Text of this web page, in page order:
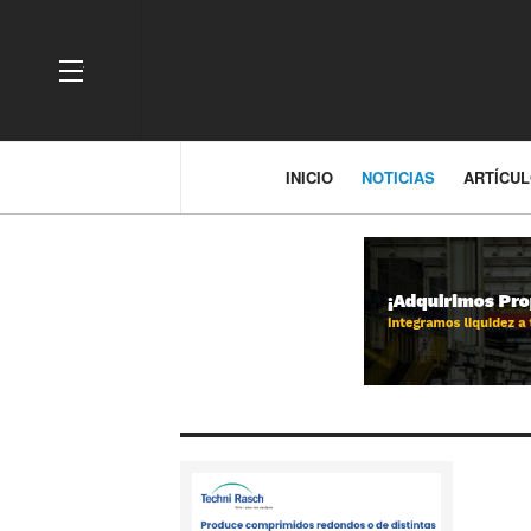
OFF CANVAS
INICIO NOTICIAS